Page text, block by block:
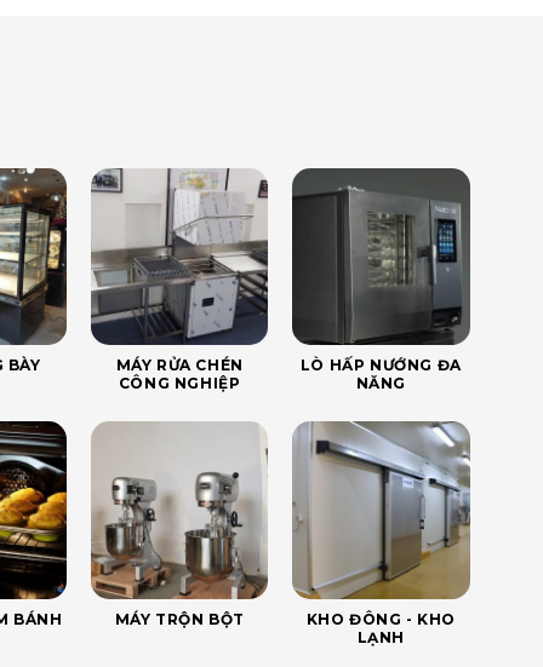
BÀY
MÁY RỬA CHÉN
CÔNG NGHIỆP
LÒ HẤP NƯỚNG ĐA
NĂNG
BÁNH MÁY TRỘN BỘT
KHO ĐÔNG - KHO
LẠNH